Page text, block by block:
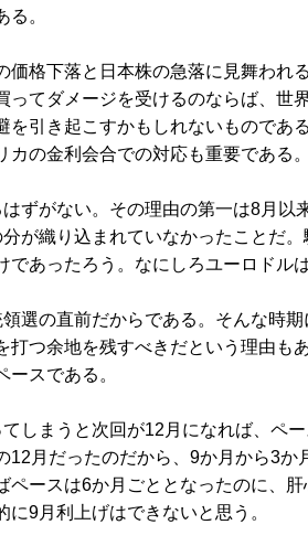
る。
格下落と日本株の急落に見舞われ
ってダメージを受けるのならば、世
を引き起こすかもしれないものであ
カの金利会合での対応も重要である。
ずがない。その理由の第一は8月以
が織り込まれていなかったことだ
であったろう。なにしろユーロドル
選の直前だからである。そんな時
打つ余地を残すべきだという理由も
ースである。
しまうと次回が12月になれば、ペ
12月だったのだから、9か月から3か
ペースは6か月ごととなったのに、
に9月利上げはできないと思う。